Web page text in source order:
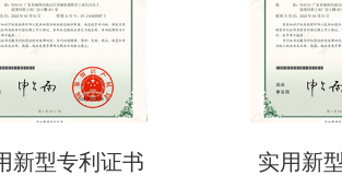
实用新型专利证书